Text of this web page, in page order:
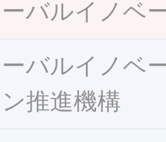
バルイノベ
バルイノベ
推進機構